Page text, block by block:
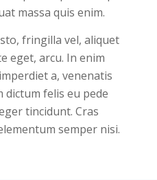
massa quis enim.
fringilla vel, aliquet
eget, arcu. In enim
a, venenatis
dictum felis eu pede
tincidunt. Cras
semper nisi.